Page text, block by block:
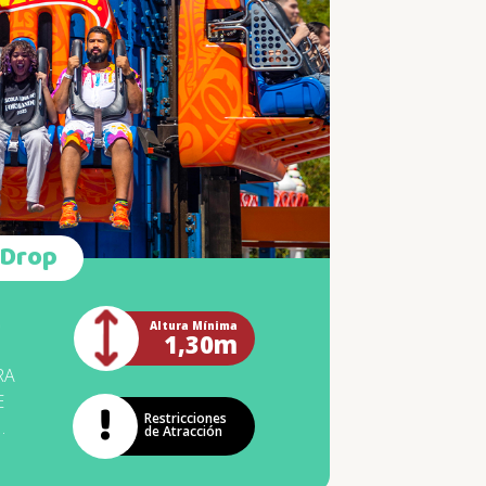
POR
VARIAS
PARA
VALIENTES.
COMO
EL MAYOR
ENTONCES,
Altura Mínima
1,30m
Restricciones
de Atracción